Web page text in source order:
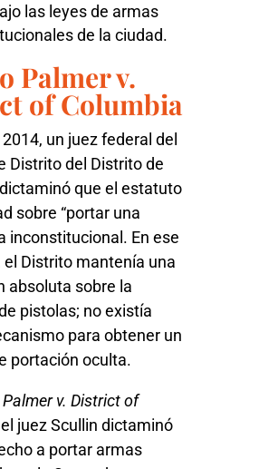
las leyes de armas
de la ciudad.
Palmer v.
of Columbia
2014, un juez federal del
Distrito del Distrito de
que el estatuto
sobre “portar una
inconstitucional. En ese
Distrito mantenía una
absoluta sobre la
pistolas; no existía
para obtener un
portación oculta.
Palmer v. District of
el juez Scullin dictaminó
a portar armas